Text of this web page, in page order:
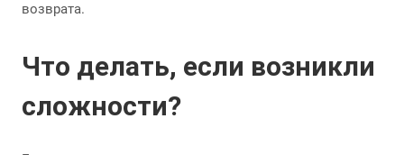
возврата.
Что делать, если возникли
сложности?